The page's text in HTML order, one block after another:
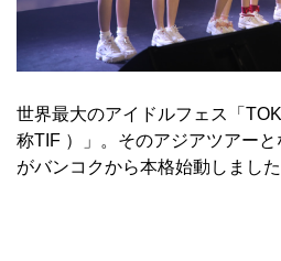
世界最大のアイドルフェス「
称TIF ）」。そのアジアツアーと
がバンコクから本格始動しました